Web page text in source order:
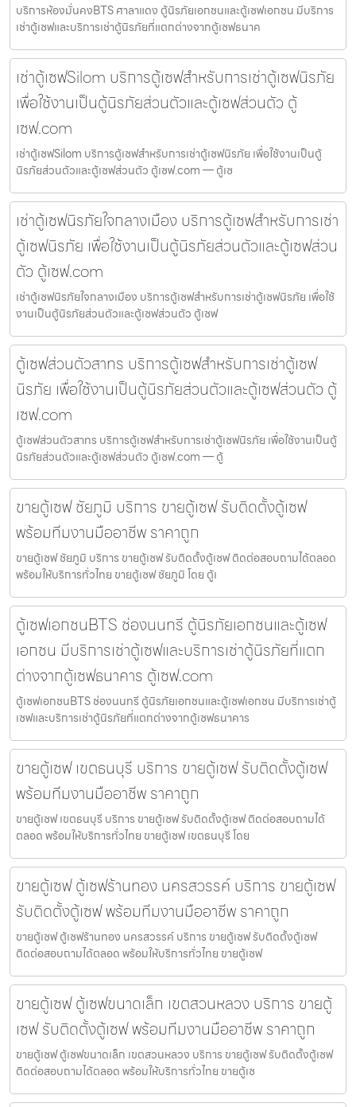
บริการห้องมั่นคงBTS ศาลาแดง ตู้นิรภัยเอกชนและตู้เซฟเอกชน มีบริการ
เช่าตู้เซฟและบริการเช่าตู้นิรภัยที่แตกต่างจากตู้เซฟธนาค
เช่าตู้เซฟSilom บริการตู้เซฟสำหรับการเช่าตู้เซฟนิรภัย
เพื่อใช้งานเป็นตู้นิรภัยส่วนตัวและตู้เซฟส่วนตัว ตู้
เซฟ.com
เช่าตู้เซฟSilom บริการตู้เซฟสำหรับการเช่าตู้เซฟนิรภัย เพื่อใช้งานเป็นตู้
นิรภัยส่วนตัวและตู้เซฟส่วนตัว ตู้เซฟ.com — ตู้เซ
เช่าตู้เซฟนิรภัยใจกลางเมือง บริการตู้เซฟสำหรับการเช่า
ตู้เซฟนิรภัย เพื่อใช้งานเป็นตู้นิรภัยส่วนตัวและตู้เซฟส่วน
ตัว ตู้เซฟ.com
เช่าตู้เซฟนิรภัยใจกลางเมือง บริการตู้เซฟสำหรับการเช่าตู้เซฟนิรภัย เพื่อใช้
งานเป็นตู้นิรภัยส่วนตัวและตู้เซฟส่วนตัว ตู้เซฟ
ตู้เซฟส่วนตัวสาทร บริการตู้เซฟสำหรับการเช่าตู้เซฟ
นิรภัย เพื่อใช้งานเป็นตู้นิรภัยส่วนตัวและตู้เซฟส่วนตัว ตู้
เซฟ.com
ตู้เซฟส่วนตัวสาทร บริการตู้เซฟสำหรับการเช่าตู้เซฟนิรภัย เพื่อใช้งานเป็นตู้
นิรภัยส่วนตัวและตู้เซฟส่วนตัว ตู้เซฟ.com — ตู้
ขายตู้เซฟ ชัยภูมิ บริการ ขายตู้เซฟ รับติดตั้งตู้เซฟ
พร้อมทีมงานมืออาชีพ ราคาถูก
ขายตู้เซฟ ชัยภูมิ บริการ ขายตู้เซฟ รับติดตั้งตู้เซฟ ติดต่อสอบถามได้ตลอด
พร้อมให้บริการทั่วไทย ขายตู้เซฟ ชัยภูมิ โดย ตู้เ
ตู้เซฟเอกชนBTS ช่องนนทรี ตู้นิรภัยเอกชนและตู้เซฟ
เอกชน มีบริการเช่าตู้เซฟและบริการเช่าตู้นิรภัยที่แตก
ต่างจากตู้เซฟธนาคาร ตู้เซฟ.com
ตู้เซฟเอกชนBTS ช่องนนทรี ตู้นิรภัยเอกชนและตู้เซฟเอกชน มีบริการเช่าตู้
เซฟและบริการเช่าตู้นิรภัยที่แตกต่างจากตู้เซฟธนาคาร
ขายตู้เซฟ เขตธนบุรี บริการ ขายตู้เซฟ รับติดตั้งตู้เซฟ
พร้อมทีมงานมืออาชีพ ราคาถูก
ขายตู้เซฟ เขตธนบุรี บริการ ขายตู้เซฟ รับติดตั้งตู้เซฟ ติดต่อสอบถามได้
ตลอด พร้อมให้บริการทั่วไทย ขายตู้เซฟ เขตธนบุรี โดย
ขายตู้เซฟ ตู้เซฟร้านทอง นครสวรรค์ บริการ ขายตู้เซฟ
รับติดตั้งตู้เซฟ พร้อมทีมงานมืออาชีพ ราคาถูก
ขายตู้เซฟ ตู้เซฟร้านทอง นครสวรรค์ บริการ ขายตู้เซฟ รับติดตั้งตู้เซฟ
ติดต่อสอบถามได้ตลอด พร้อมให้บริการทั่วไทย ขายตู้เซฟ
ขายตู้เซฟ ตู้เซฟขนาดเล็ก เขตสวนหลวง บริการ ขายตู้
เซฟ รับติดตั้งตู้เซฟ พร้อมทีมงานมืออาชีพ ราคาถูก
ขายตู้เซฟ ตู้เซฟขนาดเล็ก เขตสวนหลวง บริการ ขายตู้เซฟ รับติดตั้งตู้เซฟ
ติดต่อสอบถามได้ตลอด พร้อมให้บริการทั่วไทย ขายตู้เซ